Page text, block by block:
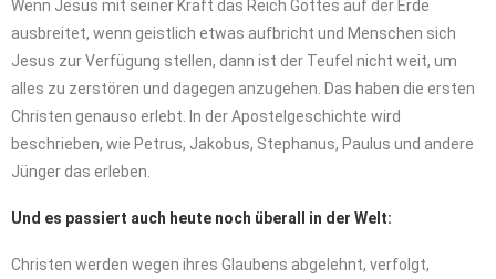
Wenn Jesus mit seiner Kraft das Reich Gottes auf der Erde
ausbreitet, wenn geistlich etwas aufbricht und Menschen sich
Jesus zur Verfügung stellen, dann ist der Teufel nicht weit, um
alles zu zerstören und dagegen anzugehen. Das haben die ersten
Christen genauso erlebt. In der Apostelgeschichte wird
beschrieben, wie Petrus, Jakobus, Stephanus, Paulus und andere
Jünger das erleben.
Und es passiert auch heute noch überall in der Welt:
Christen werden wegen ihres Glaubens abgelehnt, verfolgt,